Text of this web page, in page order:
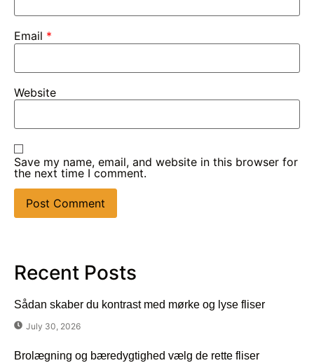
Email *
Website
Save my name, email, and website in this browser for
the next time I comment.
Recent Posts
Sådan skaber du kontrast med mørke og lyse fliser
July 30, 2026
Brolægning og bæredygtighed vælg de rette fliser